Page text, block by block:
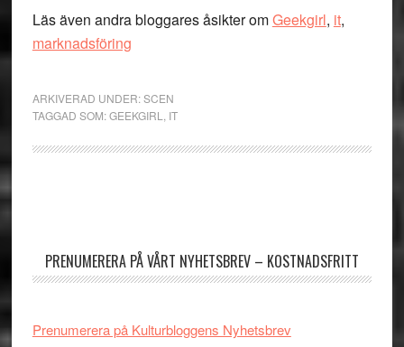
Läs även andra bloggares åsikter omGeekgirl, it,
marknadsföring
ARKIVERAD UNDER:SCEN
TAGGAD SOM:GEEKGIRL IT
PRENUMERERA PÅ VÅRT NYHETSBREV – KOSTNADSFRITT
Prenumerera på Kulturbloggens Nyhetsbrev